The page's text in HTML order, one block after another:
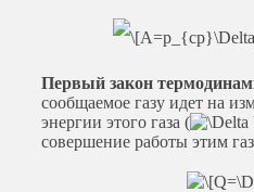
Первый закон
сообщаемое газу идет на
энергии этого газа (
совершение работы этим